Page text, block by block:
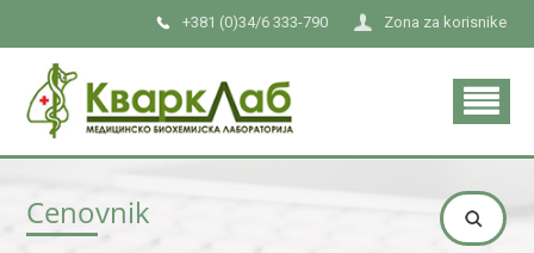
Zona za korisnike
+381 (0)34/6 333-790
Cenovnik